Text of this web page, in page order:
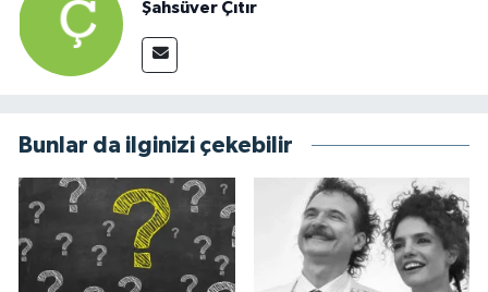
Şahsüver Çıtır
Bunlar da ilginizi çekebilir